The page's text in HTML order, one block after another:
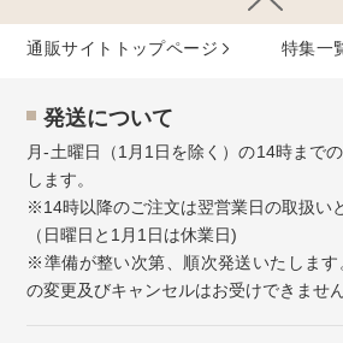
通販サイトトップページ 特集⼀
発送について
月-土曜日（1月1日を除く）の14時まで
します。
※14時以降のご注文は翌営業日の取扱い
（日曜日と1月1日は休業日)
※準備が整い次第、順次発送いたしま
の変更及びキャンセルはお受けできません